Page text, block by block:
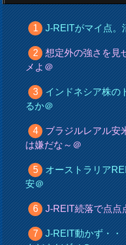
J-REITがマイ点。
想定外の強さを見
メよ＠
インドネシア株の
るか＠
ブラジルレアル安
は嫌だな～＠
オーストラリア
安＠
J-REIT続落で点点
J-REIT動かず・・